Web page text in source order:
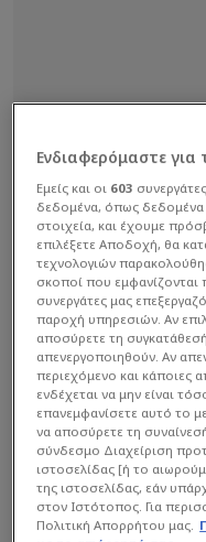
Ενδιαφερόμαστε
Εμείς και οι 603
δεδομένα, όπως δεδομένα
στοιχεία, και έχουμε
επιλέξετε Αποδοχή, θα
τεχνολογιών
σκοποί που εμφανίζονται
συνεργάτες μας
παροχή υπηρεσιών. Αν
αποσύρετε τη
απενεργοποιηθούν. Αν
περιεχόμενο και κάποιες
ενδέχεται να μην είναι
επανεμφανίσετε αυτό το
να αποσύρετε τη
σύνδεσμο Διαχείριση
ιστοσελίδας [ή το
της ιστοσελίδας, εάν
στον Ιστότοπος. Για
Πολιτική Απορρήτου μας.